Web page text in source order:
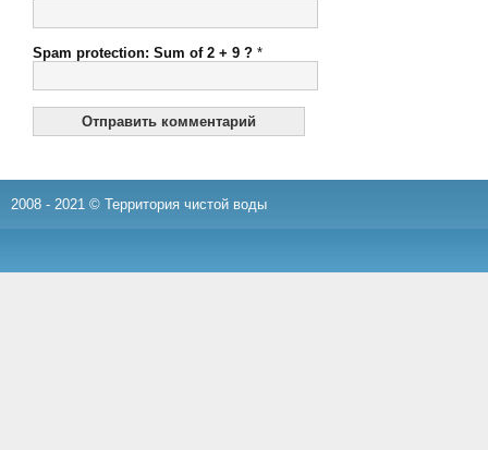
Spam protection: Sum of 2 + 9 ? *
2008 - 2021 © Территория чистой воды